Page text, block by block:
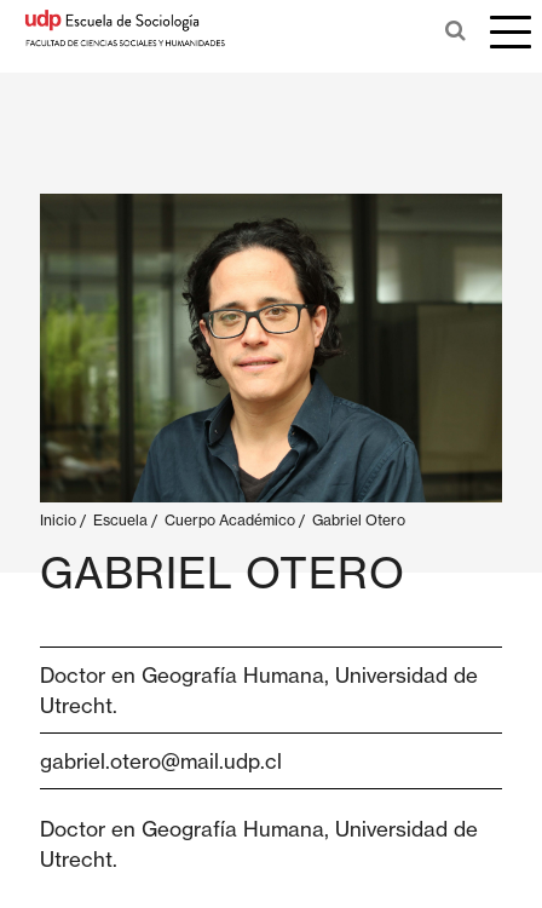
Inicio / Escuela / Cuerpo Académico / Gabriel Otero
GABRIEL OTERO
Doctor en Geografía Humana, Universidad de
Utrecht.
gabriel.otero@mail.udp.cl
Doctor en Geografía Humana, Universidad de
Utrecht.